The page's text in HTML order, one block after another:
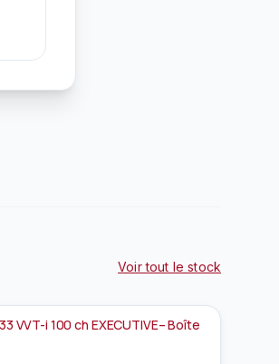
Voir tout le stock
EN PRÉPARATION
VVT-i 100 ch EXECUTIVE– Boîte